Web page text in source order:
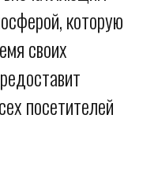
которую
своих
посетителей